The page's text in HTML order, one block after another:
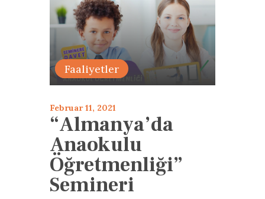
Eğitimler
Faaliyetler
Februar 11, 2021
“Almanya’da
Anaokulu
Öğretmenliği”
Semineri